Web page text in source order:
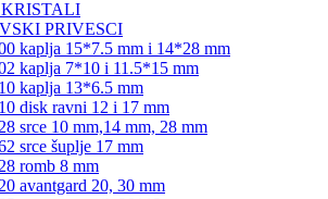
PRIVESCI
kaplja 15*7.5 mm i 14*28 mm
kaplja 7*10 i 11.5*15 mm
kaplja 13*6.5 mm
disk ravni 12 i 17 mm
srce 10 mm,14 mm, 28 mm
srce šuplje 17 mm
romb 8 mm
avantgard 20, 30 mm